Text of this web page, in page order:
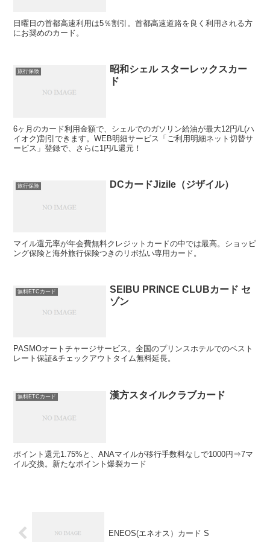
日曜日の首都高速利用は5％割引。首都高速道路を良く利用される方
にお奨めのカード。
旅行保険
昭和シェル スターレックスカー
ド
6ヶ月のカード利用金額で、シェルでのガソリン給油が最大12円/L(ハ
イオク)割引できます。WEB明細サービス「ご利用明細ネット切替サ
ービス」登録で、さらに1円/L還元！
旅行保険 DCカードJizile（ジザイル）
マイル還元率が年会費無料クレジットカードの中では最高。ショッピ
ング保険と海外旅行保険つきのリボ払い専用カード。
無料ETCカード
SEIBU PRINCE CLUBカード セ
ゾン
PASMOオートチャージサービス。全国のプリンスホテルでのベスト
レート保証&チェックアウトタイム無料延長。
無料ETCカード 漢方スタイルクラブカード
ポイント還元1.75%と、ANAマイルが移行手数料なしで1000円⇒7マ
イル交換。新たなポイント爆裂カード
ENEOS(エネオス）カード S